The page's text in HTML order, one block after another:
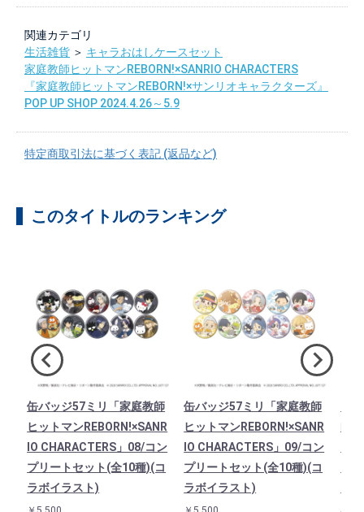
関連カテゴリ
生活雑貨 ＞ キャラおはしケースセット
家庭教師ヒットマンREBORN!×SANRIO CHARACTERS
『家庭教師ヒットマンREBORN!×サンリオキャラクターズ』
POP UP SHOP 2024.4.26～5.9
特定商取引法に基づく表記 (返品など)
このタイトルのランキング
缶バッジ57ミリ「家庭教師
ヒットマンREBORN!×SANR
IO CHARACTERS」08/コン
プリートセット(全10種)(コ
ラボイラスト)
缶バッジ57ミリ「家庭教師
ヒットマンREBORN!×SANR
IO CHARACTERS」09/コン
プリートセット(全10種)(コ
ラボイラスト)